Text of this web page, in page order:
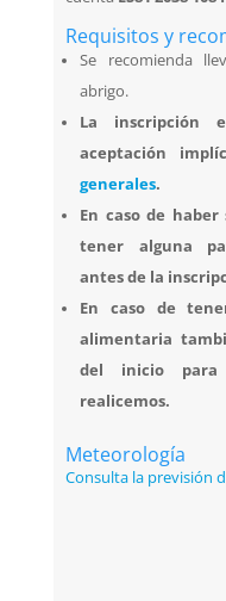
Requisitos y
Se recomienda
abrigo.
La inscripción
aceptación
generales.
En caso de
tener alguna
antes de la
En caso de
alimentaria
del inicio para
realicemos.
Meteorología
Consulta la previsión